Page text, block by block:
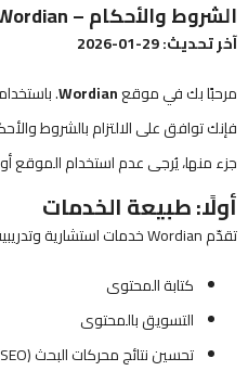
الشروط والأحكام – Wordian
آخر تحديث: 29-01-2026
مرحبًا بك في موقعWordian
.
فإنك توافق على الالتزام بالشروط
جزء منها، يُرجى عدم استخدام الموقع أو
أولًا: طبيعة الخدمات
تقدّم Wordian خدمات استشارية وتدريبية في مجالات:
كتابة المحتوى
التسويق بالمحتوى
تحسين نتائج محركات البحث (SEO)